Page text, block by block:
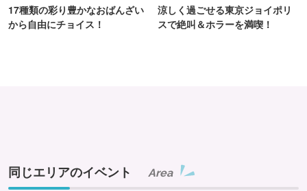
17種類の彩り豊かなおばんざい
から自由にチョイス！
涼しく過ごせる東京ジョイポリ
スで絶叫＆ホラーを満喫！
同じエリアのイベント Area